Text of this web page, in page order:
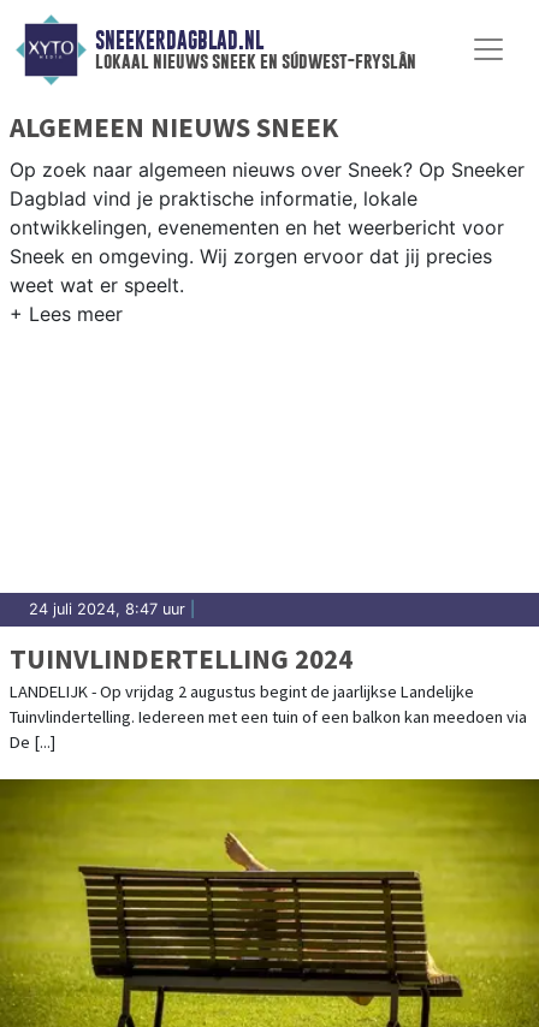
SNEEKERDAGBLAD.NL
lokaal nieuws sneek en súdwest-fryslân
ALGEMEEN NIEUWS SNEEK
Op zoek naar algemeen nieuws over Sneek? Op Sneeker
Dagblad vind je praktische informatie, lokale
ontwikkelingen, evenementen en het weerbericht voor
Sneek en omgeving. Wij zorgen ervoor dat jij precies
weet wat er speelt.
24 juli 2024, 8:47 uur
TUINVLINDERTELLING 2024
LANDELIJK - Op vrijdag 2 augustus begint de jaarlijkse Landelijke
Tuinvlindertelling. Iedereen met een tuin of een balkon kan meedoen via
De [...]